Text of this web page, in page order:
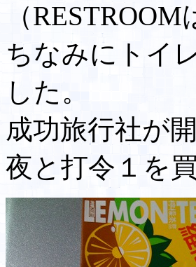
（
ちなみにトイ
した。
成功旅行社が
夜と打令１を